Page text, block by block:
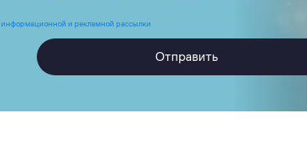
информационной и рекламной рассылки
Отправить